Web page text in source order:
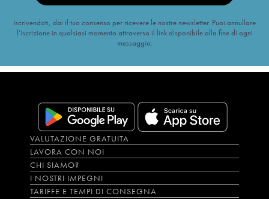
Iscrivendoti, dai il tuo consenso per ricevere le nostre newsletter. Puoi annullare
l’iscrizione in qualsiasi momento attraverso il link disponibile alla fine di ogni
messaggio.
VALUTAZIONE GRATUITA
LAVORA CON NOI
CHI SIAMO?
I NOSTRI IMPEGNI
TARIFFE E TEMPI DI CONSEGNA